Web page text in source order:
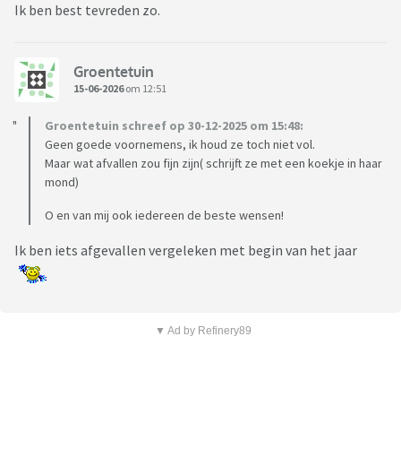
Ik ben best tevreden zo.
Groentetuin
15-06-2026om 12:51
Groentetuin schreef op 30-12-2025 om 15:48:
Geen goede voornemens, ik houd ze toch niet vol.
Maar wat afvallen zou fijn zijn( schrijft ze met een koekje in haar
mond)
O en van mij ook iedereen de beste wensen!
Ik ben iets afgevallen vergeleken met begin van het jaar
▼ Ad by Refinery89